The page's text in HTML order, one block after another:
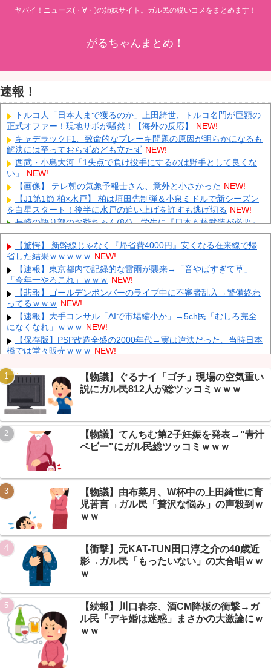
ヤバイ！ニュース(・∀・)の姉妹サイト。ガル民の鋭いコメをまとめます！
がるちゃんまとめ！
速報！
トルコ人「日本人まで獲るのか」上田綺世、トルコ名門が巨額の
正式オファー！現地サポが騒然！【海外の反応】
NEW!
キャデラックF1、致命的なブレーキ問題の原因が明らかになるも
解決には至っておらずめども立たず NEW!
西武・小島大河「1失点で負け投手にするのは野手として良くな
い」
NEW!
【画像】 テレ朝の気象予報士さん、意外と小さかった NEW!
【J1第1節 柏×水戸】 柏は垣田先制弾＆小泉ミドルで新シーズン
を白星スタート！後半に水戸の追い上げを許すも逃げ切る NEW!
長崎の語り部のお爺ちゃん(84)、学生に『日本も核武装が必要』
と言われびっくり NEW!
「あきれてモノが言えない」「国を維持できるの？」外国人の永
住許可要件の厳格化で在日中国人の本音は？
ウクライナがモスクワに向けて初の弾道ミサイルを発射か？！
NEW!
中国「大豪雨！」三峡ダム「基礎部分破損」中国「全力放流！」
台風13号「中国上陸予測」台風15号「中国接近（画像」中国「台風
同時上陸！（穀物生産が壊滅危機」→ NEW!
【悲報】 中国、橋の欄干が強風一発で粉々に 鉄筋ゼロ 当局「接
着剤でくっつけただけ」「正常で、品質問題はない」 NEW!
Powered by livedoor 相互RSS
【驚愕】 新幹線じゃなく『帰省費4000円』安くなる在来線で帰
省した結果ｗｗｗｗｗ NEW!
【速報】東京都内で記録的な雷雨が襲来→「音やばすぎて草」
「今年一やろこれ」ｗｗｗ NEW!
【悲報】ゴールデンボンバーのライブ中に不審者乱入→警備終わ
ってるｗｗｗ NEW!
【速報】大手コンサル「AIで市場縮小か」→5ch民「むしろ完全
になくなれ」ｗｗｗ NEW!
【保存版】PSP改造全盛の2000年代→実は違法だった、当時日本
橋では堂々販売ｗｗｗ NEW!
【悲報】 取引先専務「Aを20個注文する」 ぼく「いつも1～2個
しか使わないけど本当に20であってる？」 取専「あってる」→結果
『こう』なったんだが...
【画像】北朝鮮のビアガール、エッッッッッッッッッッッッッッ
ッッッ！ NEW!
【画像】 例の美人すぎるおにぎり屋さん、裏でおっさんが握って
いたｗｗｗｗｗｗｗｗｗｗｗｗｗｗｗｗｗ NEW!
【出没】札幌に謎の黒い物体、距離50m→+民の犯人探しゲーム
がカオスすぎたｗｗｗ
Powered by livedoor 相互RSS
【物議】ぐるナイ「ゴチ」現場の空気重い
説にガル民812人が総ツッコミｗｗｗ
【物議】てんちむ第2子妊娠を発表→"青汁
ベビー"にガル民総ツッコミｗｗｗ
【物議】由布菜月、W杯中の上田綺世に育
児苦言→ガル民「贅沢な悩み」の声殺到ｗ
ｗｗ
【衝撃】元KAT-TUN田口淳之介の40歳近
影→ガル民「もったいない」の大合唱ｗｗ
ｗ
【続報】川口春奈、酒CM降板の衝撃→ガ
ル民「デキ婚は迷惑」まさかの大激論にｗ
ｗｗ